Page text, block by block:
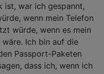
ist, war ich gespannt,
wenn mein Telefon
würde, wenn es mein
Ich bin auf die
Passport-Paketen
dass ich, wenn ich